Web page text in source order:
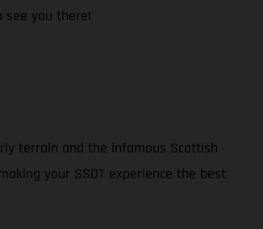
see you there!
terrain and the infamous Scottish
your SSDT experience the best